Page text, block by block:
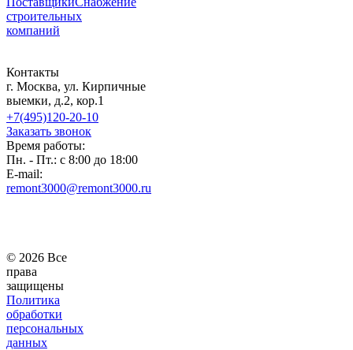
строительных
компаний
Контакты
г. Москва, ул. Кирпичные
выемки, д.2, кор.1
+7(495)120-20-10
Заказать звонок
Время работы:
Пн. - Пт.: с 8:00 до 18:00
E-mail:
remont3000@remont3000.ru
© 2026 Все
права
защищены
Политика
обработки
персональных
данных